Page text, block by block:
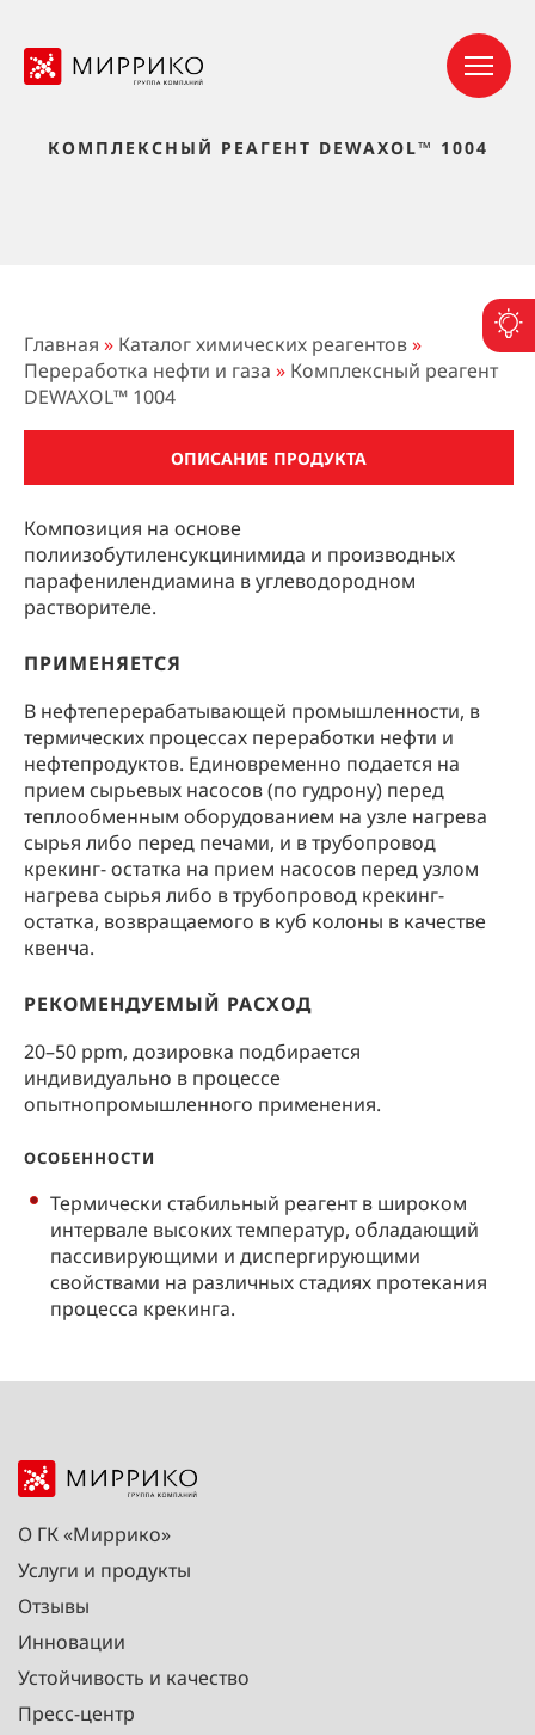
КОМПЛЕКСНЫЙ РЕАГЕНТ DEWAXOL™ 1004
Главная » Каталог химических реагентов»
Переработка нефти и газа » Комплексный реагент
DEWAXOL™ 1004
ОПИСАНИЕ ПРОДУКТА
Композиция на основе
полиизобутиленсукцинимида и производных
парафенилендиамина в углеводородном
растворителе.
ПРИМЕНЯЕТСЯ
В нефтеперерабатывающей промышленности, в
термических процессах переработки нефти и
нефтепродуктов. Единовременно подается на
прием сырьевых насосов (по гудрону) перед
теплообменным оборудованием на узле нагрева
сырья либо перед печами, и в трубопровод
крекинг- остатка на прием насосов перед узлом
нагрева сырья либо в трубопровод крекинг-
остатка, возвращаемого в куб колоны в качестве
квенча.
РЕКОМЕНДУЕМЫЙ РАСХОД
20–50 ppm, дозировка подбирается
индивидуально в процессе
опытнопромышленного применения.
ОСОБЕННОСТИ
Термически стабильный реагент в широком
интервале высоких температур, обладающий
пассивирующими и диспергирующими
свойствами на различных стадиях протекания
процесса крекинга.
О ГК «Миррико»
Услуги и продукты
Отзывы
Инновации
Устойчивость и качество
Пресс-центр